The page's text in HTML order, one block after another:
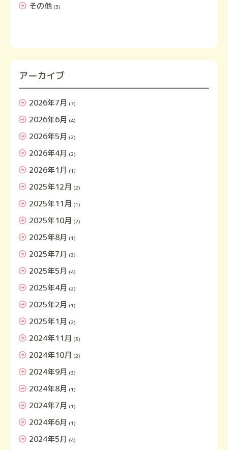
その他(3)
アーカイブ
2026年7月 (7)
2026年6月 (4)
2026年5月 (2)
2026年4月 (2)
2026年1月 (1)
2025年12月 (2)
2025年11月 (1)
2025年10月 (2)
2025年8月 (1)
2025年7月 (3)
2025年5月 (4)
2025年4月 (2)
2025年2月 (1)
2025年1月 (2)
2024年11月 (3)
2024年10月 (2)
2024年9月 (3)
2024年8月 (1)
2024年7月 (1)
2024年6月 (1)
2024年5月 (4)